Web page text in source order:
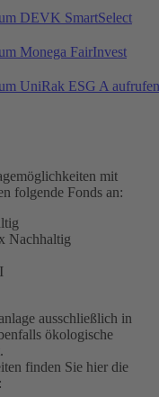
DEVK SmartSelect
Monega FairInvest
UniRak ESG A aufrufen
mit
folgende Fonds an:
Nachhaltig
ausschließlich in
ökologische
finden Sie hier die